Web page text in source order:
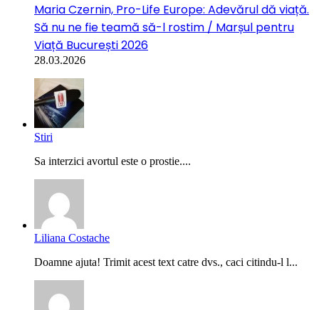
Maria Czernin, Pro-Life Europe: Adevărul dă viață.
Să nu ne fie teamă să-l rostim / Marșul pentru
Viață București 2026
28.03.2026
Stiri
Sa interzici avortul este o prostie....
Liliana Costache
Doamne ajuta! Trimit acest text catre dvs., caci citindu-l l...